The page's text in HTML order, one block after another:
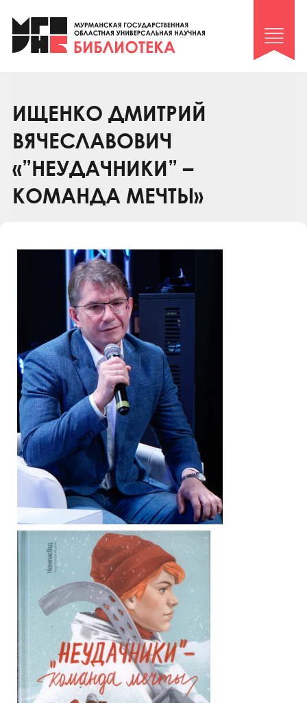
Клуб «Гиря и сельдерей»
Клуб «Семейный архив»
Коллегам
Контакты
ИЩЕНКО ДМИТРИЙ
ВЯЧЕСЛАВОВИЧ
«”НЕУДАЧНИКИ” –
КОМАНДА МЕЧТЫ»